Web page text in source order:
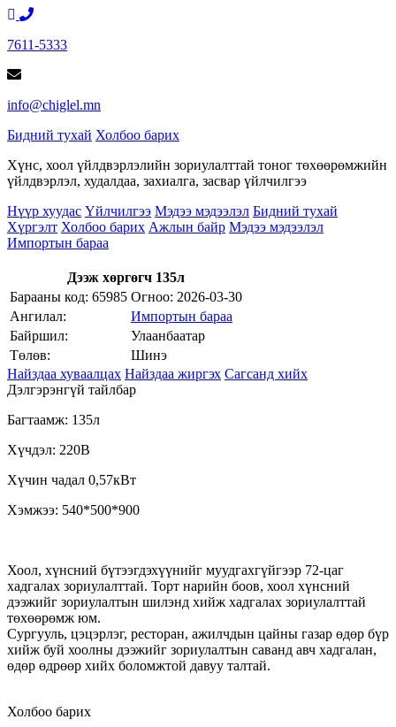
7611-5333
info@chiglel.mn
Бидний тухай Холбоо барих
Хүнс, хоол үйлдвэрлэлийн зориулалттай тоног төхөөрөмжийн
үйлдвэрлэл, худалдаа, захиалга, засвар үйлчилгээ
Нүүр хуудас Үйлчилгээ Мэдээ мэдээлэл Бидний тухай
Хүргэлт Холбоо барих Ажлын байр Мэдээ мэдээлэл
Импортын бараа
Дээж хөргөгч 135л
Барааны код: 65985 Огноо: 2026-03-30
Ангилал:
Импортын бараа
Байршил:
Улаанбаатар
Төлөв:
Шинэ
Найздаа хуваалцах Найздаа жиргэх Сагсанд хийх
Дэлгэрэнгүй тайлбар
Багтаамж: 135л
Хүчдэл: 220В
Хүчин чадал 0,57кВт
Хэмжээ: 540*500*900
Хоол, хүнсний бүтээгдэхүүнийг муудгахгүйгээр 72-цаг
хадгалах зориулалттай. Торт нарийн боов, хоол хүнсний
дээжийг зориулалтын шилэнд хийж хадгалах зориулалттай
төхөөрөмж юм.
Сургууль, цэцэрлэг, ресторан, ажилчдын цайны газар өдөр бүр
хийж буй хоолны дээжийг зориулалтын саванд авч хадгалан,
өдөр өдрөөр хийх боломжтой давуу талтай.
Холбоо барих